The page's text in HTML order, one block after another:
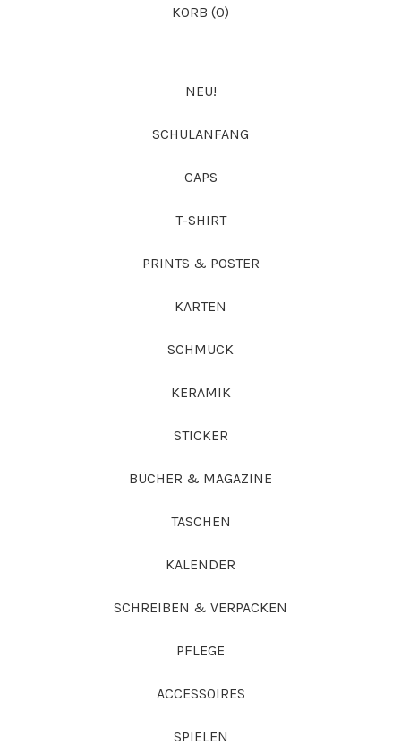
KORB (0)
NEU!
SCHULANFANG
CAPS
T-SHIRT
PRINTS & POSTER
KARTEN
SCHMUCK
KERAMIK
STICKER
BÜCHER & MAGAZINE
TASCHEN
KALENDER
SCHREIBEN & VERPACKEN
PFLEGE
ACCESSOIRES
SPIELEN